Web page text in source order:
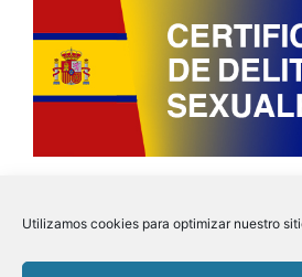
Utilizamos cookies para optimizar nuestro